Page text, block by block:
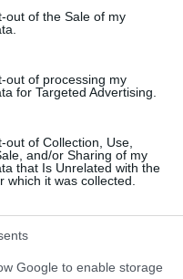
out of the Sale of my
out of processing my
for Targeted Advertising.
out of Collection, Use,
and/or Sharing of my
that Is Unrelated with the
which it was collected.
Google to enable storage
Helyi hírek
Országos hírek
Kecskeméten is szakirányú
továbbképzésekkel erősít a
A lakosságra is fontos